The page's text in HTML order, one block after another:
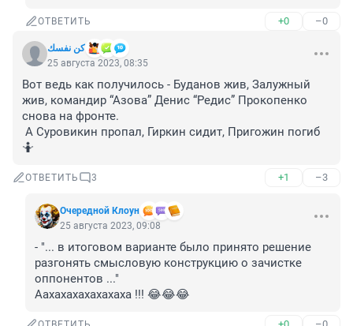
ОТВЕТИТЬ +0 –0
كن نفسك
25 августа 2023, 08:35
Вот ведь как получилось - Буданов жив, Залужный
жив, командир “Азова” Денис “Редис” Прокопенко
снова на фронте.
А Суровикин пропал, Гиркин сидит, Пригожин погиб
🤷
ОТВЕТИТЬ 3 +1 –3
Очередной Клоун
25 августа 2023, 09:08
- "... в итоговом варианте было принято решение
разгонять смысловую конструкцию о зачистке
оппонентов ..."
Аахахахахахахаха !!! 😂😂😂